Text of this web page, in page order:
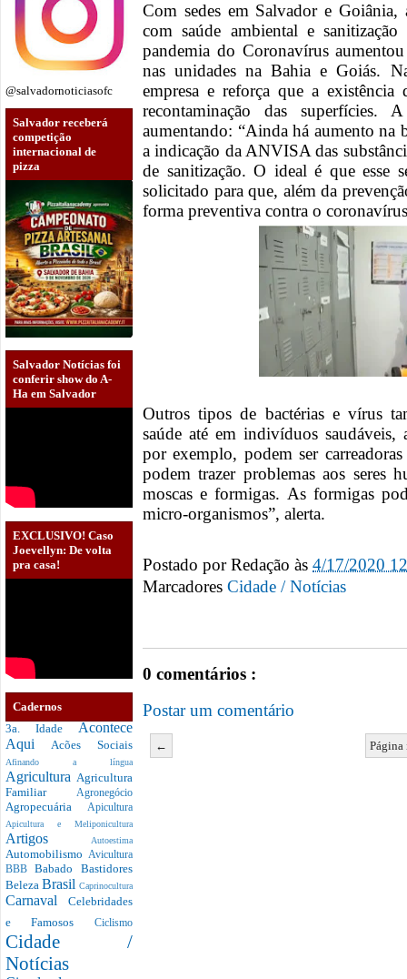
@salvadornoticiasofc
Salvador receberá
competição
internacional de
pizza
Salvador Notícias foi
conferir show do A-
Ha em Salvador
EXCLUSIVO! Caso
Joevellyn: De volta
pra casa!
Cadernos
3a. Idade Acontece
Aqui Acões Sociais
Afinando a língua
Agricultura Agricultura
Familiar Agronegócio
Agropecuária Apicultura
Apicultura e Meliponicultura
Artigos Autoestima
Automobilismo Avicultura
BBBBabado Bastidores
Beleza Brasil Caprinocultura
Carnaval Celebridades
e Famosos Ciclismo
Cidade /
Notícias
Com sedes em Salvador e
com saúde ambiental e
pandemia do Coronavírus
nas unidades na Bahia e Goiás.
empresa e reforça que a existência
recontaminação das superfícies.
aumentando: “Ainda há aumento na
a indicação da ANVISA das
de sanitização. O ideal é que esse
solicitado para que, além da
forma preventiva contra o
Outros tipos de bactérias e vírus
saúde até em indivíduos saudáveis,
por exemplo, podem ser
podem trazer problemas aos seres
moscas e formigas. As formigas
micro-organismos”, alerta.
Postado porRedação às 4/17/2020
Marcadores Cidade / Notícias
0 comentários :
Postar um comentário
←